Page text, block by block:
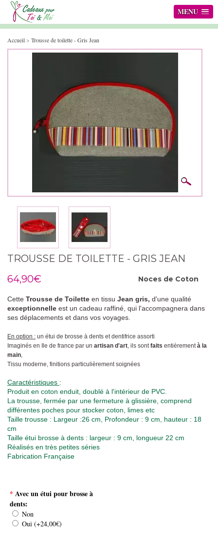
MENU
Accueil> Trousse de toilette - Gris Jean
TROUSSE DE TOILETTE - GRIS JEAN
64,90€
Noces de Coton
Cette Trousse de Toilette en tissu Jean gris, d'une qualité
exceptionnelle est un cadeau raffiné, qui l'accompagnera dans
ses déplacements et dans vos voyages.
En option : un étui de brosse à dents et dentifrice assorti
Imaginés en Ile de france par un artisan d'art, ils sontfaits entièrementà la
main,
Tissu moderne, finitions particulièrement soignées
Caractéristiques :
Produit en coton enduit, doublé à l'intérieur de PVC.
La trousse, fermée par une fermeture à glissière, comprend
différentes poches pour stocker coton, limes etc
Taille trousse : Largeur :26 cm, Profondeur : 9 cm, hauteur : 18
cm
Taille étui brosse à dents : largeur : 9 cm, longueur 22 cm
Réalisés en très petites séries
Fabrication Française
* Avec un étui pour brosse à
dents:
Non
Oui (+24,00€)